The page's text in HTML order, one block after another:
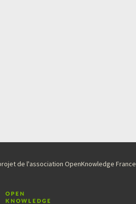
de l'association OpenKnowledge France